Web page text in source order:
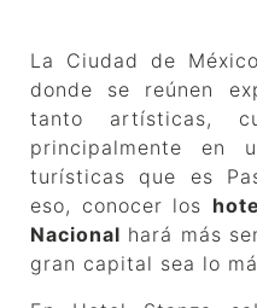
La Ciudad de
donde se reúnen
tanto artísticas,
principalmente en
turísticas que es
eso, conocer los
Nacional hará más
gran capital sea lo